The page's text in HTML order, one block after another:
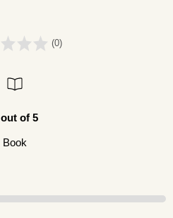
(0)
of 5
Book